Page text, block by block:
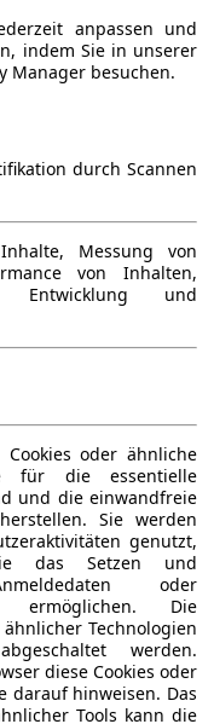
der Angaben
anpassen und
indem Sie in unserer
Manager besuchen.
durch Scannen
Messung von
von Inhalten,
Entwicklung und
oder ähnliche
für die essentielle
und die einwandfreie
Sie werden
genutzt,
das Setzen und
oder
ermöglichen. Die
Technologien
werden.
diese Cookies oder
darauf hinweisen. Das
Tools kann die